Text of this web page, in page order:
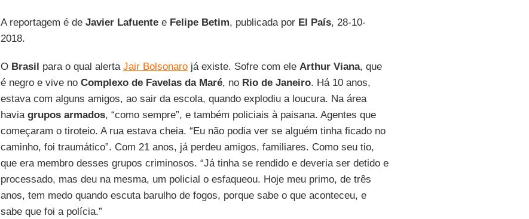
A reportagem é de Javier Lafuentee Felipe Betim, publicada por El País, 28-10-
2018.
O Brasil para o qual alerta Jair Bolsonarojá existe. Sofre com ele Arthur Viana, que
é negro e vive no Complexo de Favelas da Maré, no Rio de Janeiro. Há 10 anos,
estava com alguns amigos, ao sair da escola, quando explodiu a loucura. Na área
havia grupos armados, “como sempre”, e também policiais à paisana. Agentes que
começaram o tiroteio. A rua estava cheia. “Eu não podia ver se alguém tinha ficado no
caminho, foi traumático”. Com 21 anos, já perdeu amigos, familiares. Como seu tio,
que era membro desses grupos criminosos. “Já tinha se rendido e deveria ser detido e
processado, mas deu na mesma, um policial o esfaqueou. Hoje meu primo, de três
anos, tem medo quando escuta barulho de fogos, porque sabe o que aconteceu, e
sabe que foi a polícia.”